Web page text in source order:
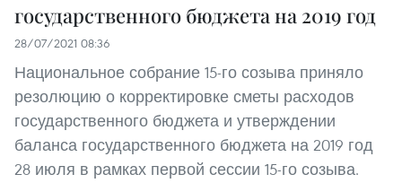
государственного бюджета на 2019 год
28/07/2021 08:36
Национальное собрание 15-го созыва приняло
резолюцию о корректировке сметы расходов
государственного бюджета и утверждении
баланса государственного бюджета на 2019 год
28 июля в рамках первой сессии 15-го созыва.